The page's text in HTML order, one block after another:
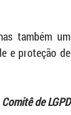
também um
e proteção de
Comitê de LGPD